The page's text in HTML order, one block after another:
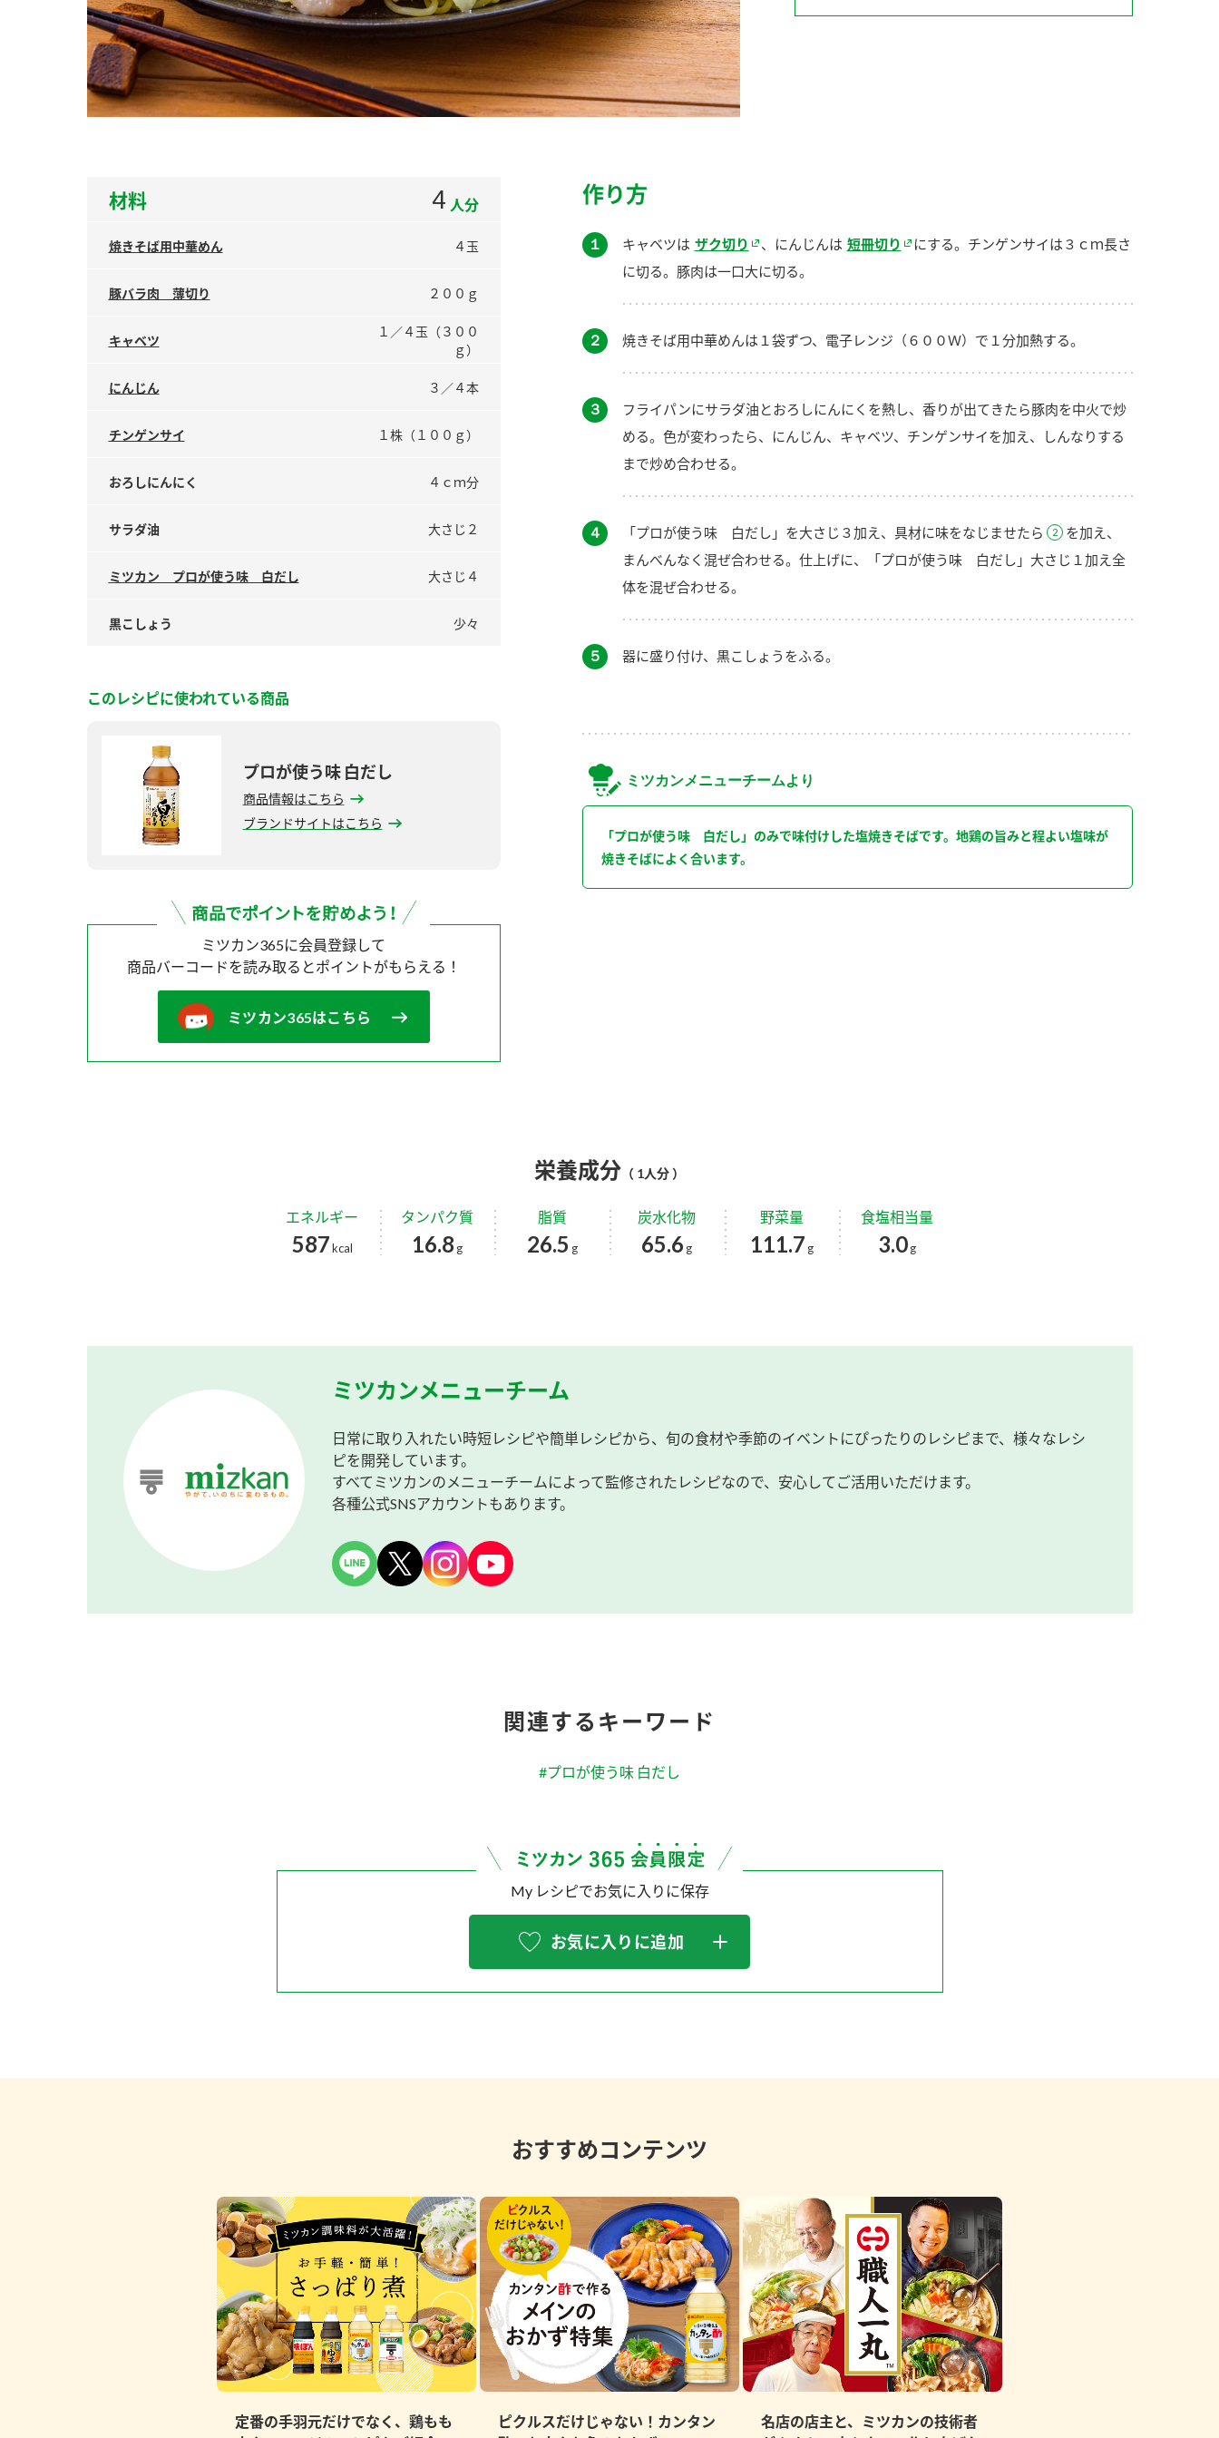
材料 4 人分
焼きそば用中華めん ４玉
豚バラ肉 薄切り ２００ｇ
キャベツ
１／４玉（３００
ｇ）
にんじん ３／４本
チンゲンサイ １株（１００ｇ）
おろしにんにく ４ｃｍ分
サラダ油 大さじ２
ミツカン プロが使う味 白だし 大さじ４
黒こしょう 少々
このレシピに使われている商品
プロが使う味 白だし
商品情報はこちら
ブランドサイトはこちら
ミツカン365に会員登録して
商品バーコードを読み取ると ポイントがもらえる！
ミツカン365はこちら
作り方
１ キャベツは ザク切り 、にんじんは 短冊切り
にする。チンゲンサイは３ｃｍ長さ
に切る。豚肉は一口大に切る。
２ 焼きそば用中華めんは１袋ずつ、電子レンジ（６００Ｗ）で１分加熱する。
３
フライパンにサラダ油とおろしにんにくを熱し、香りが出てきたら豚肉を中火で炒
める。色が変わったら、にんじん、キャベツ、チンゲンサイを加え、しんなりする
まで炒め合わせる。
４ 「プロが使う味 白だし」を大さじ３加え、具材に味をなじませたら
を加え、
まんべんなく混ぜ合わせる。仕上げに、「プロが使う味 白だし」大さじ１加え全
体を混ぜ合わせる。
５ 器に盛り付け、黒こしょうをふる。
ミツカンメニューチームより
「プロが使う味 白だし」のみで味付けした塩焼きそばです。地鶏の旨みと程よい塩味が
焼きそばによく合います。
栄養成分 （ 1人分 ）
エネルギー
587kcal
タンパク質
16.8 g
脂質
26.5 g
炭水化物
65.6 g
野菜量
111.7 g
食塩相当量
3.0 g
ミツカンメニューチーム
日常に取り入れたい時短レシピや簡単レシピから、旬の食材や季節のイベントにぴったりのレシピまで、様々なレシ
ピを開発しています。
すべてミツカンのメニューチームによって監修されたレシピなので、安心してご活用いただけます。
各種公式SNSアカウントもあります。
関連するキーワード
#プロが使う味 白だし
My レシピでお気に入りに保存
お気に入りに追加
おすすめコンテンツ
定番の手羽元だけでなく、鶏もも
ピクルスだけじゃない！カンタン
名店の店主と、ミツカンの技術者